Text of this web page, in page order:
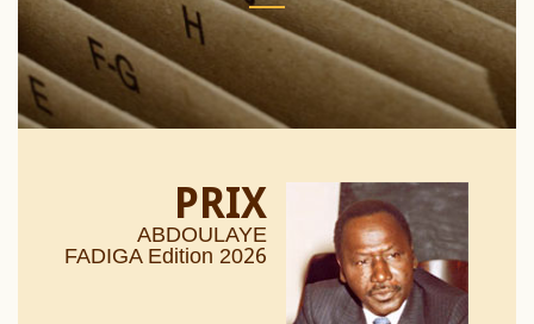
PRIX
ABDOULAYE
FADIGA Edition 2026